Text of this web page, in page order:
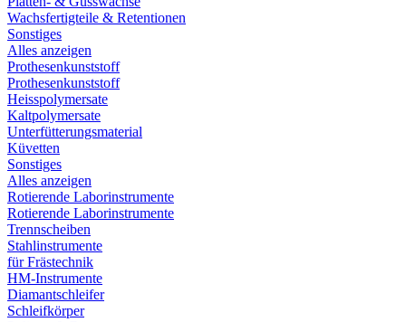
Wachsfertigteile & Retentionen
Sonstiges
Alles anzeigen
Prothesenkunststoff
Prothesenkunststoff
Heisspolymersate
Kaltpolymersate
Unterfütterungsmaterial
Küvetten
Sonstiges
Alles anzeigen
Rotierende Laborinstrumente
Rotierende Laborinstrumente
Trennscheiben
Stahlinstrumente
für Frästechnik
HM-Instrumente
Diamantschleifer
Schleifkörper